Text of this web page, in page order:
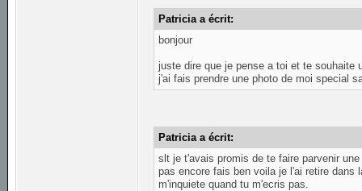
Patricia a écrit:
bonjour
juste dire que je pense a toi et te souhaite
j'ai fais prendre une photo de moi special
Patricia a écrit:
slt je t'avais promis de te faire parvenir
pas encore fais ben voila je l'ai retire dans
m'inquiete quand tu m'ecris pas.